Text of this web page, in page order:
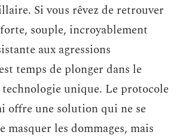
Si vous rêvez de retrouver
souple, incroyablement
aux agressions
temps de plonger dans le
technologie unique. Le protocole
offre une solution qui ne se
masquer les dommages, mais